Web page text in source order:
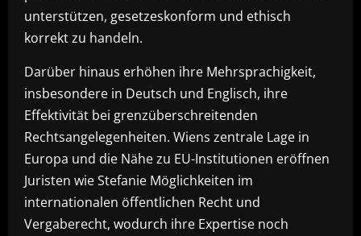
unterstützen, gesetzeskonform und ethisch
korrekt zu handeln.
Darüber hinaus erhöhen ihre Mehrsprachigkeit,
insbesondere in Deutsch und Englisch, ihre
Effektivität bei grenzüberschreitenden
Rechtsangelegenheiten. Wiens zentrale Lage in
Europa und die Nähe zu EU-Institutionen eröffnen
Juristen wie Stefanie Möglichkeiten im
internationalen öffentlichen Recht und
Vergaberecht, wodurch ihre Expertise noch